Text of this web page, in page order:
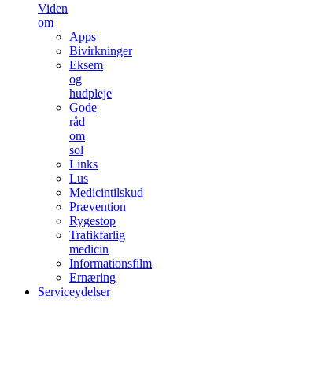
Viden
om
Apps
Bivirkninger
Eksem
og
hudpleje
Gode
råd
om
sol
Links
Lus
Medicintilskud
Prævention
Rygestop
Trafikfarlig
medicin
Informationsfilm
Ernæring
Serviceydelser